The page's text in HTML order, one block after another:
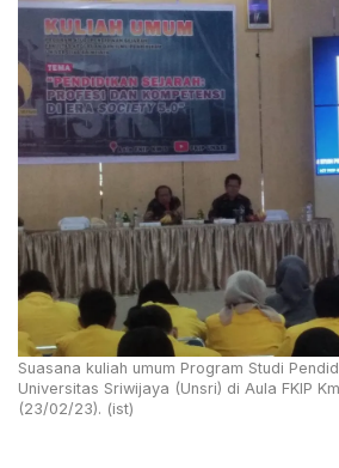
Suasana kuliah umum Program Studi
Universitas Sriwijaya (Unsri) di Aula FKIP
(23/02/23). (ist)